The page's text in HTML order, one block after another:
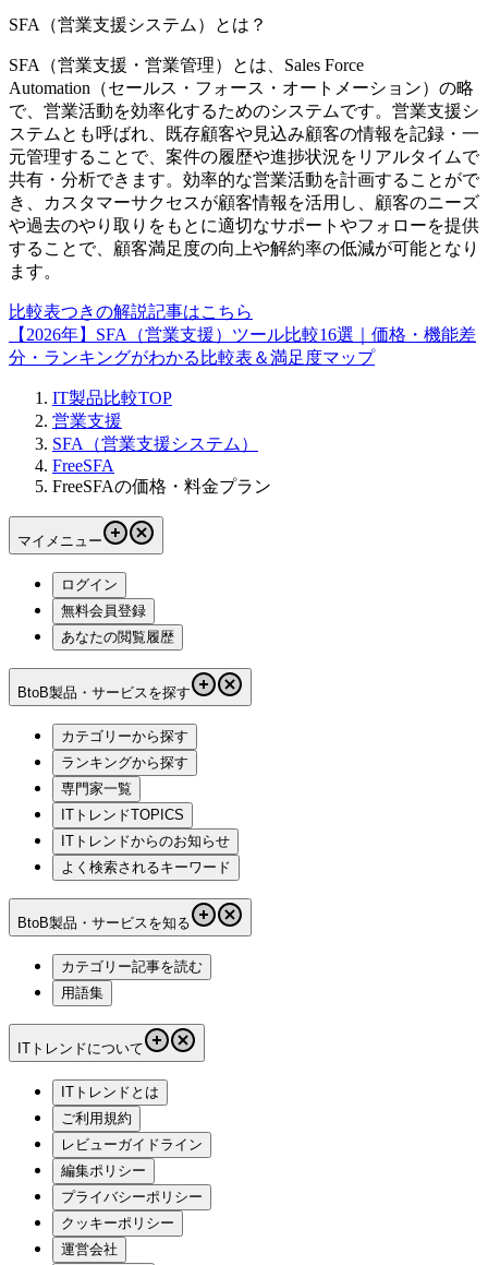
SFA（営業支援システム） とは？
SFA（営業支援・営業管理）とは、Sales Force
Automation（セールス・フォース・オートメーション）の略
で、営業活動を効率化するためのシステムです。営業支援シ
ステムとも呼ばれ、既存顧客や見込み顧客の情報を記録・一
元管理することで、案件の履歴や進捗状況をリアルタイムで
共有・分析できます。効率的な営業活動を計画することがで
き、カスタマーサクセスが顧客情報を活用し、顧客のニーズ
や過去のやり取りをもとに適切なサポートやフォローを提供
することで、顧客満足度の向上や解約率の低減が可能となり
ます。
比較表つきの解説記事はこちら
【2026年】SFA（営業支援）ツール比較16選｜価格・機能差
分・ランキングがわかる比較表＆満足度マップ
IT製品比較TOP
営業支援
SFA（営業支援システム）
FreeSFA
FreeSFAの価格・料金プラン
マイメニュー
ログイン
無料会員登録
あなたの閲覧履歴
BtoB製品・サービスを探す
カテゴリーから探す
ランキングから探す
専門家一覧
ITトレンドTOPICS
ITトレンドからのお知らせ
よく検索されるキーワード
BtoB製品・サービスを知る
カテゴリー記事を読む
用語集
ITトレンドについて
ITトレンドとは
ご利用規約
レビューガイドライン
編集ポリシー
プライバシーポリシー
クッキーポリシー
運営会社